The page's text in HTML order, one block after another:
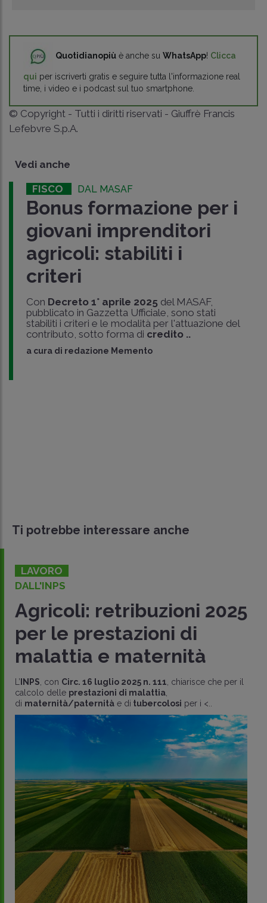
Quotidianopiù è anche su WhatsApp! Clicca
qui per iscriverti gratis e seguire tutta l'informazione real
time, i video e i podcast sul tuo smartphone.
© Copyright - Tutti i diritti riservati - Giuffrè Francis
Lefebvre S.p.A.
Vedi anche
FISCO DAL MASAF
Bonus formazione per i
giovani imprenditori
agricoli: stabiliti i
criteri
Con Decreto 1° aprile 2025del MASAF,
pubblicato in Gazzetta Ufficiale, sono stati
stabiliti i criteri e le modalità per l'attuazione del
contributo, sotto forma di credito ..
a cura di redazione Memento
Ti potrebbe interessare anche
LAVORO
DALL'INPS
Agricoli: retribuzioni 2025
per le prestazioni di
malattia e maternità
L’ INPS , con Circ. 16 luglio 2025 n. 111 , chiarisce che per il
calcolo delle prestazioni di malattia
di maternità/paternità e di tubercolosi per i <..